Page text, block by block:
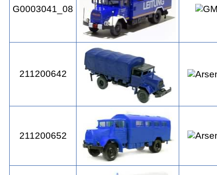
G0003041_08
211200642
211200652